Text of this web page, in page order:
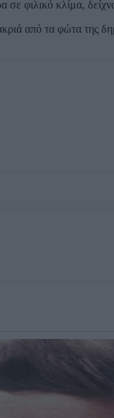
φιλικό κλίμα,
από τα φώτα της